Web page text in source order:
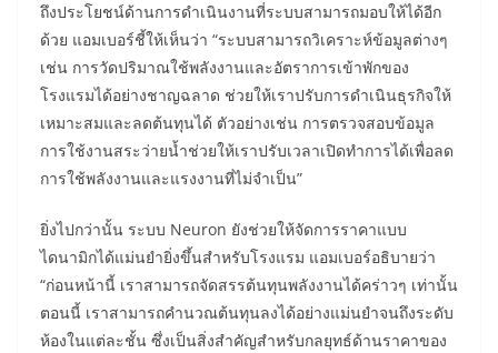
ถึงประโยชน์ด้านการดำเนินงานที่ระบบสามารถมอบให้ได้อีก
ด้วย แอมเบอร์ชี้ให้เห็นว่า “ระบบสามารถวิเคราะห์ข้อมูลต่างๆ
เช่น การวัดปริมาณใช้พลังงานและอัตราการเข้าพักของ
โรงแรมได้อย่างชาญฉลาด ช่วยให้เราปรับการดำเนินธุรกิจให้
เหมาะสมและลดต้นทุนได้ ตัวอย่างเช่น การตรวจสอบข้อมูล
การใช้งานสระว่ายน้ำช่วยให้เราปรับเวลาเปิดทำการได้เพื่อลด
การใช้พลังงานและแรงงานที่ไม่จำเป็น”
ยิ่งไปกว่านั้น ระบบ Neuron ยังช่วยให้จัดการราคาแบบ
ไดนามิกได้แม่นยำยิ่งขึ้นสำหรับโรงแรม แอมเบอร์อธิบายว่า
“ก่อนหน้านี้ เราสามารถจัดสรรต้นทุนพลังงานได้คร่าวๆ เท่านั้น
ตอนนี้ เราสามารถคำนวณต้นทุนลงได้อย่างแม่นยำจนถึงระดับ
ห้องในแต่ละชั้น ซึ่งเป็นสิ่งสำคัญสำหรับกลยุทธ์ด้านราคาของ